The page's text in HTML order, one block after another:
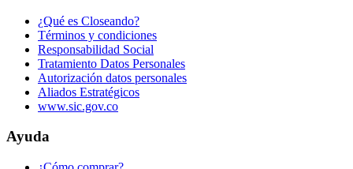
¿Qué es Closeando?
Términos y condiciones
Responsabilidad Social
Tratamiento Datos Personales
Autorización datos personales
Aliados Estratégicos
www.sic.gov.co
Ayuda